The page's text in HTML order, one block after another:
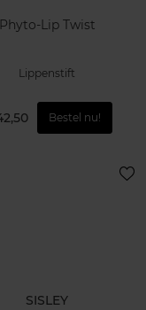
Phyto-Lip Twist
Lippenstift
Bestel nu!
SISLEY